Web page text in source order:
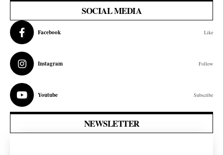
SOCIAL MEDIA
Facebook Like
Instagram Follow
Youtube Subscribe
NEWSLETTER